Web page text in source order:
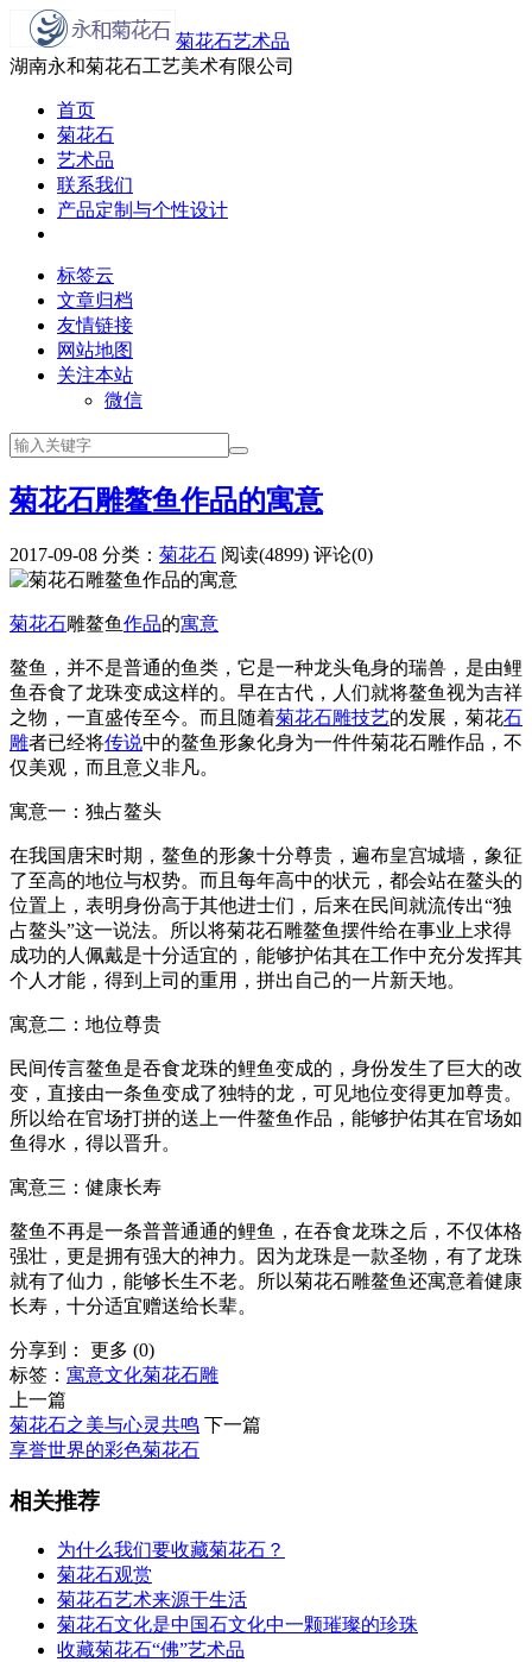
菊花石艺术品
湖南永和菊花石工艺美术有限公司
首页
菊花石
艺术品
联系我们
产品定制与个性设计
标签云
文章归档
友情链接
网站地图
关注本站
微信
菊花石雕鳌鱼作品的寓意
2017-09-08 分类： 菊花石 阅读(4899) 评论(0)
菊花石雕鳌鱼作品的寓意
鳌鱼，并不是普通的鱼类，它是一种龙头龟身的瑞兽，是由鲤
鱼吞食了龙珠变成这样的。早在古代，人们就将鳌鱼视为吉祥
之物，一直盛传至今。而且随着菊花石雕技艺的发展，菊花石
雕者已经将传说中的鳌鱼形象化身为一件件菊花石雕作品，不
仅美观，而且意义非凡。
寓意一：独占鳌头
在我国唐宋时期，鳌鱼的形象十分尊贵，遍布皇宫城墙，象征
了至高的地位与权势。而且每年高中的状元，都会站在鳌头的
位置上，表明身份高于其他进士们，后来在民间就流传出“独
占鳌头”这一说法。所以将菊花石雕鳌鱼摆件给在事业上求得
成功的人佩戴是十分适宜的，能够护佑其在工作中充分发挥其
个人才能，得到上司的重用，拼出自己的一片新天地。
寓意二：地位尊贵
民间传言鳌鱼是吞食龙珠的鲤鱼变成的，身份发生了巨大的改
变，直接由一条鱼变成了独特的龙，可见地位变得更加尊贵。
所以给在官场打拼的送上一件鳌鱼作品，能够护佑其在官场如
鱼得水，得以晋升。
寓意三：健康长寿
鳌鱼不再是一条普普通通的鲤鱼，在吞食龙珠之后，不仅体格
强壮，更是拥有强大的神力。因为龙珠是一款圣物，有了龙珠
就有了仙力，能够长生不老。所以菊花石雕鳌鱼还寓意着健康
长寿，十分适宜赠送给长辈。
分享到： 更多 (0)
标签： 寓意文化菊花石雕
上一篇
菊花石之美与心灵共鸣 下一篇
享誉世界的彩色菊花石
相关推荐
为什么我们要收藏菊花石？
菊花石观赏
菊花石艺术来源于生活
菊花石文化是中国石文化中一颗璀璨的珍珠
收藏菊花石“佛”艺术品